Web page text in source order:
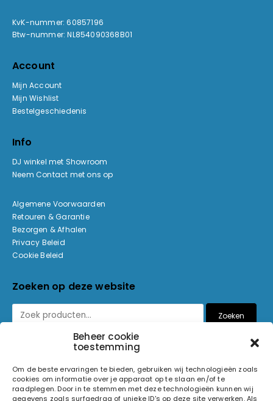
Beheer cookie
toestemming
Om de beste ervaringen te bieden, gebruiken wij technologieën zoals
cookies om informatie over je apparaat op te slaan en/of te
raadplegen. Door in te stemmen met deze technologieën kunnen wij
gegevens zoals surfgedrag of unieke ID's op deze site verwerken. Als
KvK-nummer: 60857196
Btw-nummer: NL854090368B01
Account
Mijn Account
Mijn Wishlist
Bestelgeschiedenis
Info
DJ winkel met Showroom
Neem Contact met ons op
Algemene Voorwaarden
Retouren & Garantie
Bezorgen & Afhalen
Privacy Beleid
Cookie Beleid
Zoeken op deze website
Zoeken